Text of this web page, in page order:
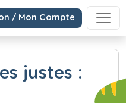
/ Mon Compte
justes :